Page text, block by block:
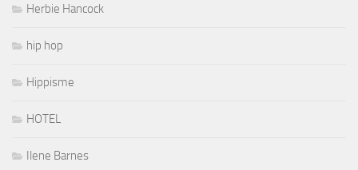
Herbie Hancock
hip hop
Hippisme
HOTEL
Ilene Barnes